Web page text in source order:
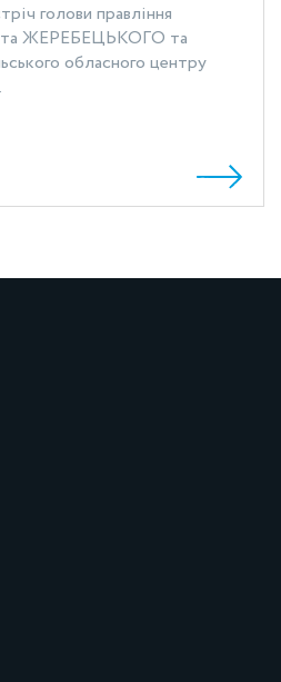
голови правління
ЖЕРЕБЕЦЬКОГО та
обласного центру